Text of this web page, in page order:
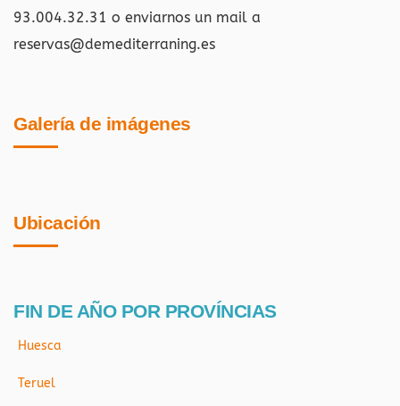
93.004.32.31 o enviarnos un mail a
reservas@demediterraning.es
Galería de imágenes
Ubicación
FIN DE AÑO POR PROVÍNCIAS
Huesca
Teruel